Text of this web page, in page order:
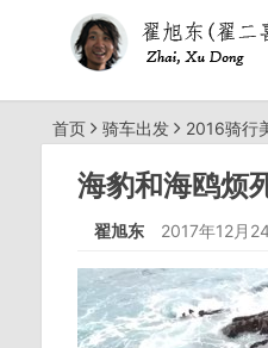
首页 骑车出发 2016骑行
海豹和海鸥烦
翟旭东 2017年12月